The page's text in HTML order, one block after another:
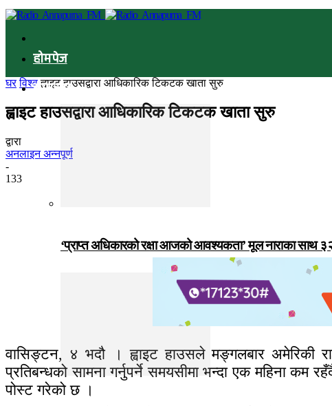
होमपेज
समाचार
‘प्राप्त अधिकारको रक्षा आजको आवश्यकता’ मूल नाराका साथ
घर विश्व ह्वाइट हाउसद्वारा आधिकारिक टिकटक खाता सुरु
ह्वाइट हाउसद्वारा आधिकारिक टिकटक खाता सुरु
द्वारा
अनलाइन अन्नपूर्ण
-
133
वासिङ्टन, ४ भदौ । ह्वाइट हाउसले मङ्गलबार अमेरिकी
प्रतिबन्धको सामना गर्नुपर्ने समयसीमा भन्दा एक महिना
पोस्ट गरेको छ ।